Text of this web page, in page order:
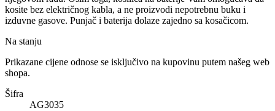
kosite bez električnog kabla, a ne proizvodi nepotrebnu buku i
izduvne gasove. Punjač i baterija dolaze zajedno sa kosačicom.
Na stanju
Prikazane cijene odnose se isključivo na kupovinu putem našeg web
shopa.
Šifra
AG3035